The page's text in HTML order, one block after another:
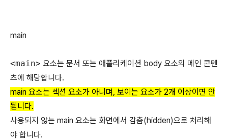
main
<main> 요소는 문서 또는 애플리케이션 body 요소의 메인 콘텐
츠에 해당합니다.
main 요소는 섹션 요소가 아니며, 보이는 요소가 2개 이상이면 안
됩니다.
사용되지 않는 main 요소는 화면에서 감춤(hidden)으로 처리해
야 합니다.